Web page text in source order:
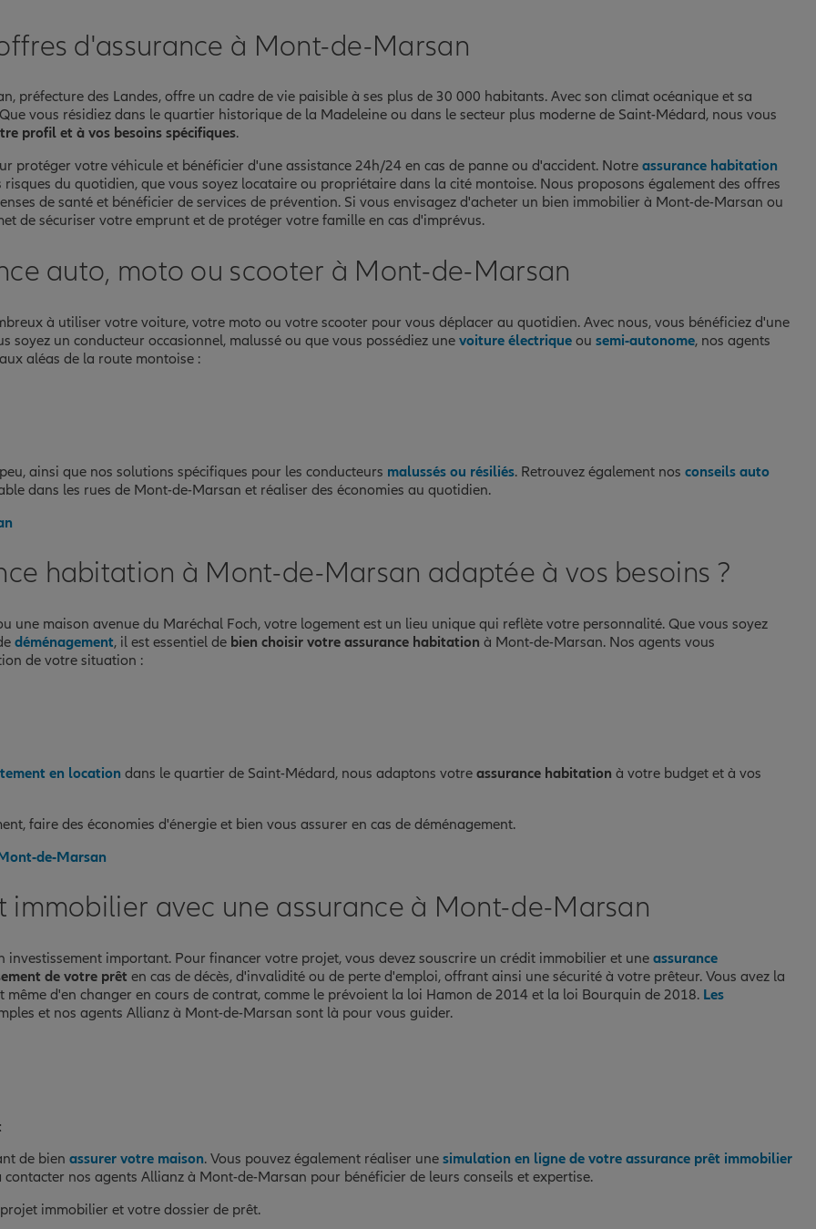
d'assurance à Mont-de-Marsan
préfecture des Landes, offre un cadre de vie paisible à ses plus de 30 000 habitants. Avec son climat océanique et sa
vous résidiez dans le quartier historique de la Madeleine ou dans le secteur plus moderne de Saint-Médard, nous vous
profil et à vos besoins spécifiques.
protéger votre véhicule et bénéficier d'une assistance 24h/24 en cas de panne ou d'accident. Notre assurance habitation
du quotidien, que vous soyez locataire ou propriétaire dans la cité montoise. Nous proposons également des offres
de santé et bénéficier de services de prévention. Si vous envisagez d'acheter un bien immobilier à Mont-de-Marsan ou
de sécuriser votre emprunt et de protéger votre famille en cas d'imprévus.
auto, moto ou scooter à Mont-de-Marsan
à utiliser votre voiture, votre moto ou votre scooter pour vous déplacer au quotidien. Avec nous, vous bénéficiez d'une
soyez un conducteur occasionnel, malussé ou que vous possédiez une voiture électrique ou semi-autonome, nos agents
aléas de la route montoise :
ainsi que nos solutions spécifiques pour les conducteurs malussés ou résiliés. Retrouvez également nos conseils auto
dans les rues de Mont-de-Marsan et réaliser des économies au quotidien.
habitation à Mont-de-Marsan adaptée à vos besoins ?
une maison avenue du Maréchal Foch, votre logement est un lieu unique qui reflète votre personnalité. Que vous soyez
déménagement, il est essentiel de bien choisir votre assurance habitation à Mont-de-Marsan. Nos agents vous
de votre situation :
en location dans le quartier de Saint-Médard, nous adaptons votre assurance habitation à votre budget et à vos
faire des économies d'énergie et bien vous assurer en cas de déménagement.
de-Marsan
immobilier avec une assurance à Mont-de-Marsan
important. Pour financer votre projet, vous devez souscrire un crédit immobilier et une assurance
de votre prêt en cas de décès, d'invalidité ou de perte d'emploi, offrant ainsi une sécurité à votre prêteur. Vous avez la
d'en changer en cours de contrat, comme le prévoient la loi Hamon de 2014 et la loi Bourquin de 2018. Les
et nos agents Allianz à Mont-de-Marsan sont là pour vous guider.
de bien assurer votre maison. Vous pouvez également réaliser une simulation en ligne de votre assurance prêt immobilier
nos agents Allianz à Mont-de-Marsan pour bénéficier de leurs conseils et expertise.
immobilier et votre dossier de prêt.